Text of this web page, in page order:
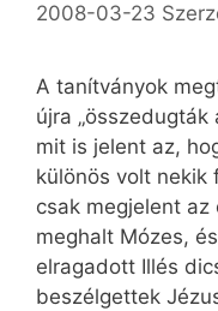
2008-03-23
A tanítványok
újra „összedugták
mit is jelent az,
különös volt nekik
csak megjelent
meghalt Mózes,
elragadott Illés
beszélgettek